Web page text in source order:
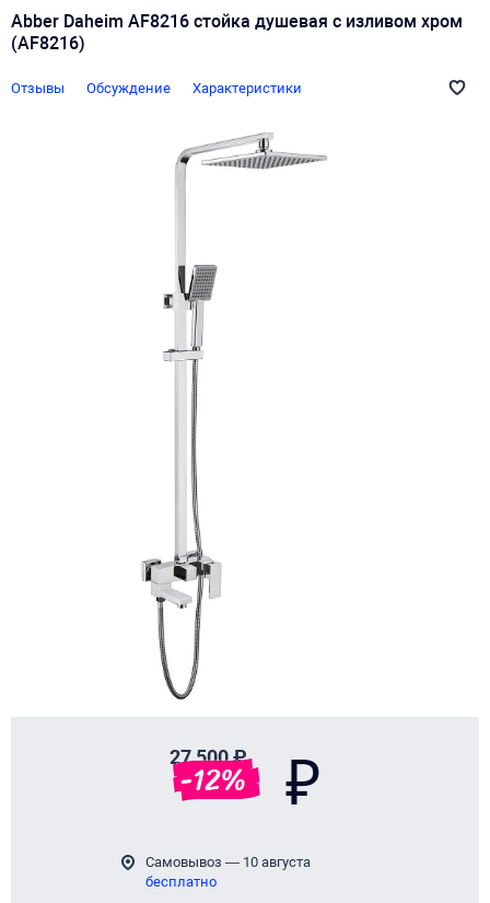
Abber Daheim AF8216 стойка душевая с изливом хром
(AF8216)
Отзывы Обсуждение Характеристики
27 500 ₽
-12% ₽
Самовывоз — 10 августа
бесплатно